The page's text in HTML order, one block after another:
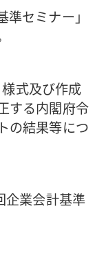
準セミナー」
式及び作成
する内閣府令
の結果等につ
企業会計基準